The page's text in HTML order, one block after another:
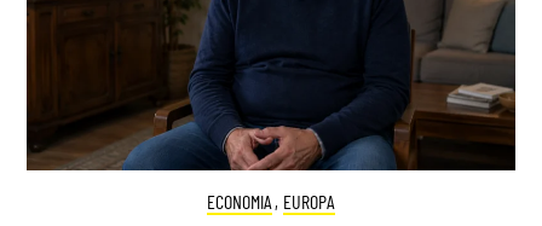
ECONOMIA , EUROPA